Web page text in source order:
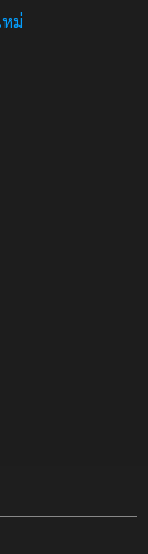
หม่